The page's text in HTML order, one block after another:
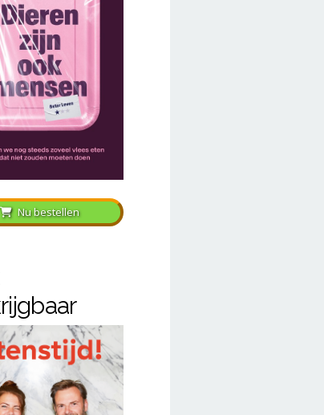
Nu bestellen